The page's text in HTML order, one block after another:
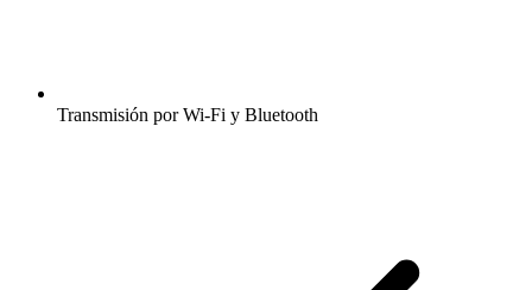
Transmisión por Wi-Fi y Bluetooth